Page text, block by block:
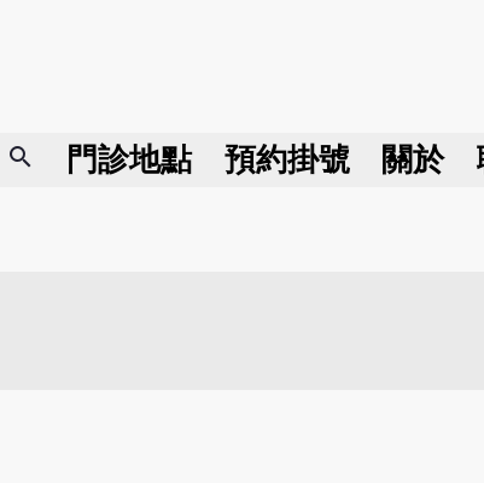
search 門診地點 預約掛號 關於